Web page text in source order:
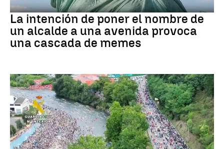
MEMES
La intención de poner el nombre de
un alcalde a una avenida provoca
una cascada de memes